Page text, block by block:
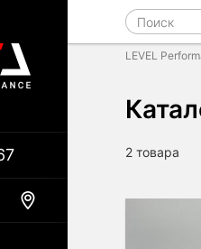
LEVEL
2 товара